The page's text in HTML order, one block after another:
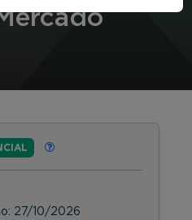
27/10/2026